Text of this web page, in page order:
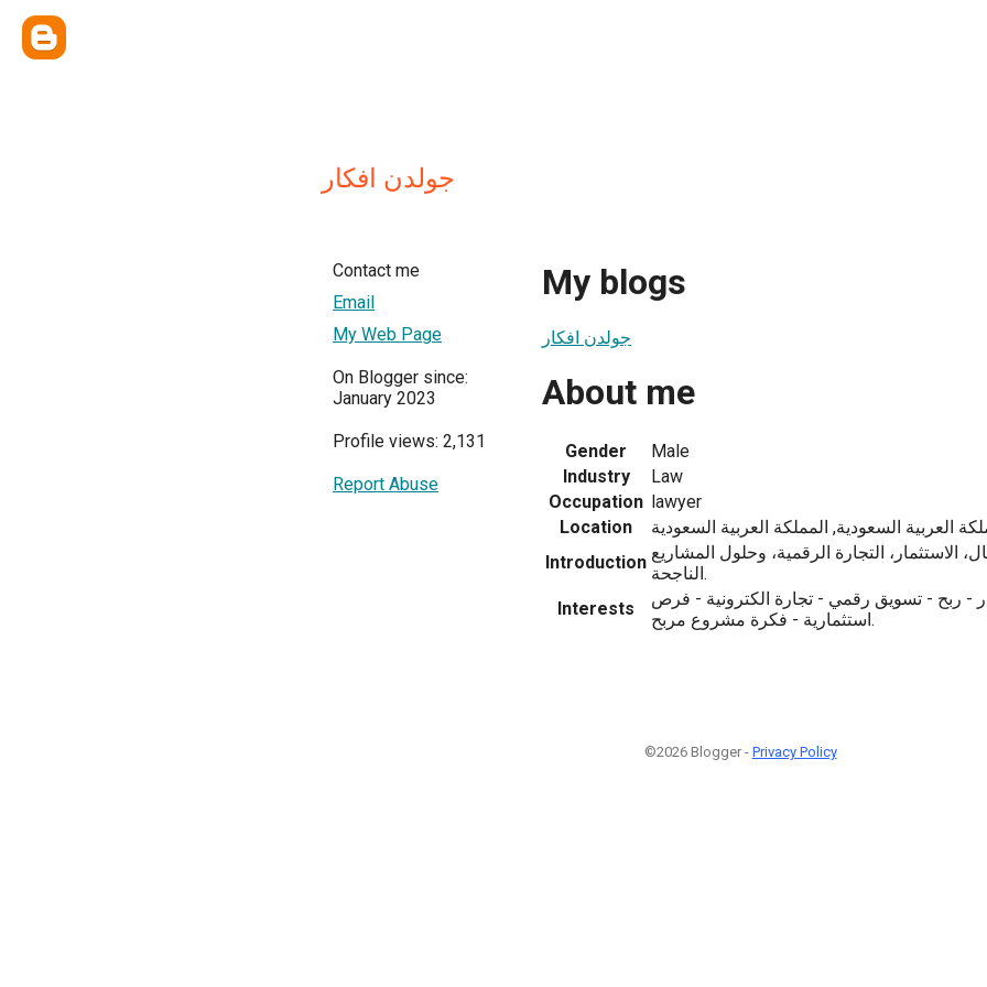
جولدن افكار
Contact me
Email
My Web Page
On Blogger since:
January 2023
Profile views: 2,131
Report Abuse
My blogs
جولدن افكار
About me
Gender
Male
Industry
Law
Occupation lawyer
Location
Introduction الاستثمار، التجارة الرقمية، وحلول المشاريع
الناجحة.
Interests
- ربح - تسويق رقمي - تجارة الكترونية - فرص
استثمارية - فكرة مشروع مربح.
©2026 Blogger - Privacy Policy